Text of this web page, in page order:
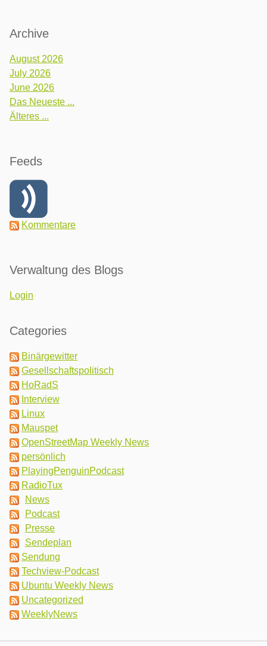
Archive
August 2026
July 2026
June 2026
Das Neueste ...
Älteres ...
Feeds
Kommentare
Verwaltung des Blogs
Login
Categories
Binärgewitter
Gesellschaftspolitisch
HoRadS
Interview
Linux
Mauspet
OpenStreetMap Weekly News
persönlich
PlayingPenguinPodcast
RadioTux
News
Podcast
Presse
Sendeplan
Sendung
Techview-Podcast
Ubuntu Weekly News
Uncategorized
WeeklyNews